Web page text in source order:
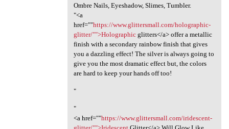
Ombre Nails, Eyeshadow, Slimes, Tumbler.
"<a
href=""https://www.glittersmall.com/holographic-
glitter/"">Holographicglitters</a> offer a metallic
finish with a secondary rainbow finish that gives
you a dazzling effect! The silver is always going to
give you the most dramatic effect but, the colors
are hard to keep your hands off too!
"
"
<a href=""https://www.glittersmall.com/iridescent-